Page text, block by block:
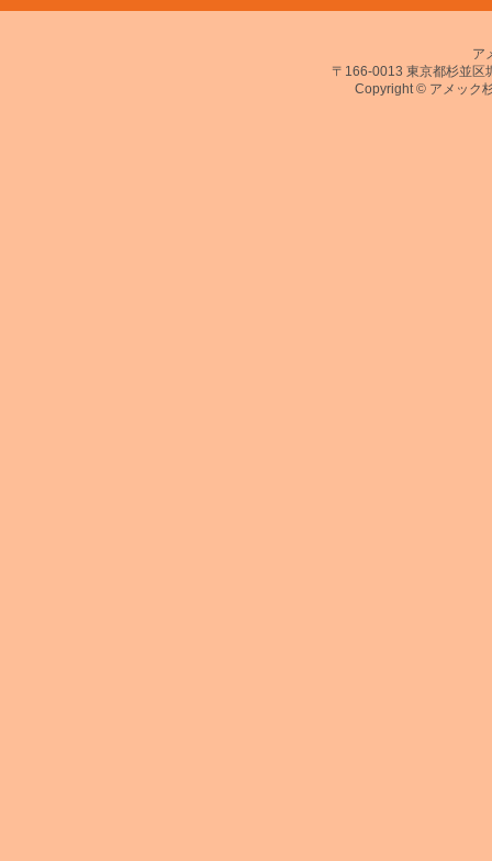
ア
〒166-0013 東京都杉並区
Copyright © アメック